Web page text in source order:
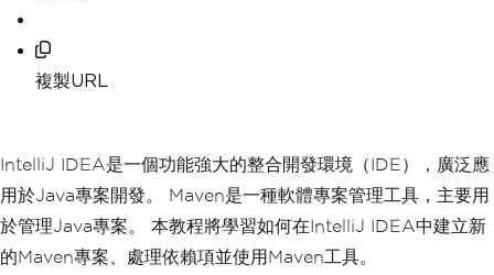
複製URL
IntelliJ IDEA是一個功能強大的整合開發環境（IDE），廣泛應
用於Java專案開發。 Maven是一種軟體專案管理工具，主要用
於管理Java專案。 本教程將學習如何在IntelliJ IDEA中建立新
的Maven專案、處理依賴項並使用Maven工具。